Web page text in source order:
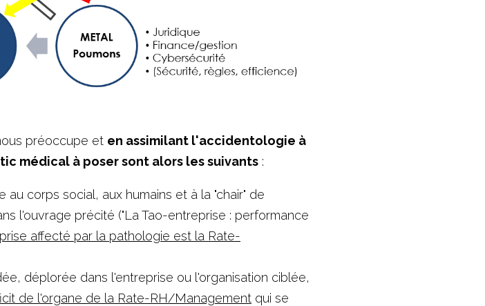
préoccupe et en assimilant l'accidentologie à
médical à poser sont alors les suivants :
corps social, aux humains et à la "chair" de
l'ouvrage précité ("La Tao-entreprise : performance
affecté par la pathologie est la Rate-
déplorée dans l'entreprise ou l'organisation ciblée,
de l'organe de la Rate-RH/Management qui se